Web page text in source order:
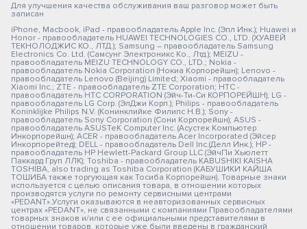
Для улучшения качества обслуживания ваш разговор может быть
записан
iPhone, Macbook, iPad - правообладатель Apple Inc. (Эпл Инк.); Huawei и
Honor - правообладатель HUAWEI TECHNOLOGIES CO., LTD. (ХУАВЕЙ
ТЕКНОЛОДЖИС КО., ЛТД.); Samsung – правообладатель Samsung
Electronics Co. Ltd. (Самсунг Электроникс Ко., Лтд.); MEIZU -
правообладатель MEIZU TECHNOLOGY CO., LTD.; Nokia -
правообладатель Nokia Corporation (Нокиа Корпорейшн); Lenovo -
правообладатель Lenovo (Beijing) Limited; Xiaomi - правообладатель
Xiaomi Inc.; ZTE - правообладатель ZTE Corporation; HTC -
правообладатель HTC CORPORATION (Эйч-Ти-Си КОРПОРЕЙШН); LG -
правообладатель LG Corp. (ЭлДжи Корп.); Philips - правообладатель
Koninklijke Philips N.V. (Конинклийке Филипс Н.В.); Sony -
правообладатель Sony Corporation (Сони Корпорейшн); ASUS -
правообладатель ASUSTeK Computer Inc. (Асустек Компьютер
Инкорпорейшн); ACER - правообладатель Acer Incorporated (Эйсер
Инкорпорейтед); DELL - правообладатель Dell Inc.(Делл Инк.); HP -
правообладатель HP Hewlett-Packard Group LLC (ЭйчПи Хьюлетт
Паккард Груп ЛЛК); Toshiba - правообладатель KABUSHIKI KAISHA
TOSHIBA, also trading as Toshiba Corporation (КАБУШИКИ КАЙША
ТОШИБА также торгующая как Тосиба Корпорейшн). Товарные знаки
используется с целью описания товара, в отношении которых
производятся услуги по ремонту сервисными центрами
«PEDANT».Услуги оказываются в неавторизованных сервисных
центрах «PEDANT», не связанными с компаниями Правообладателями
товарных знаков и/или с ее официальными представителями в
отношении товаров, которые уже были введены в гражданский